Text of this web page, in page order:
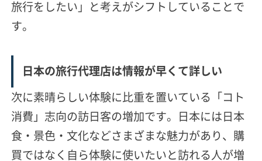
旅行をしたい」と考えがシフトしていることで
す。
日本の旅行代理店は情報が早くて詳しい
次に素晴らしい体験に比重を置いている「コト
消費」志向の訪日客の増加です。日本には日本
食・景色・文化などさまざまな魅力があり、購
買ではなく自ら体験に使いたいと訪れる人が増